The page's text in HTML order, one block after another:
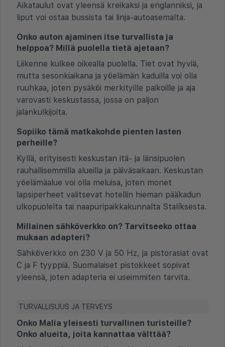
Aikataulut ovat yleensä kreikaksi ja englanniksi, ja
liput voi ostaa bussista tai linja-autoasemalta.
Onko auton ajaminen itse turvallista ja
helppoa? Millä puolella tietä ajetaan?
Liikenne kulkee oikealla puolella. Tiet ovat hyviä,
mutta sesonkiaikana ja yöelämän kaduilla voi olla
ruuhkaa, joten pysäköi merkityille paikoille ja aja
varovasti keskustassa, jossa on paljon
jalankulkijoita.
Sopiiko tämä matkakohde pienten lasten
perheille?
Kyllä, erityisesti keskustan itä- ja länsipuolen
rauhallisemmilla alueilla ja päiväsaikaan. Keskustan
yöelämäalue voi olla meluisa, joten monet
lapsiperheet valitsevat hotellin hieman pääkadun
ulkopuolelta tai naapuripaikkakunnalta Stalíksesta.
Millainen sähköverkko on? Tarvitseeko ottaa
mukaan adapteri?
Sähköverkko on 230 V ja 50 Hz, ja pistorasiat ovat
C ja F tyyppiä. Suomalaiset pistokkeet sopivat
yleensä, joten adapteria ei useimmiten tarvita.
TURVALLISUUS JA TERVEYS
Onko Malia yleisesti turvallinen turisteille?
Onko alueita, joita kannattaa välttää?